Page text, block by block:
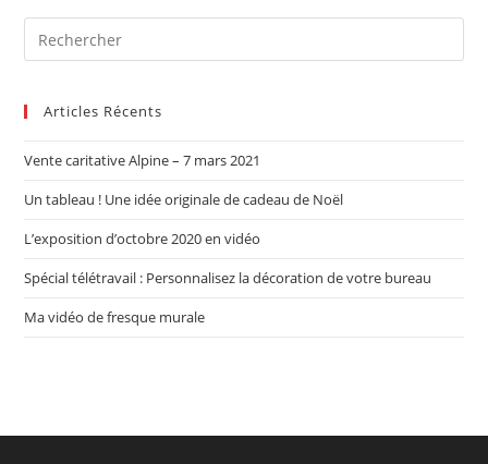
Articles Récents
Vente caritative Alpine – 7 mars 2021
Un tableau ! Une idée originale de cadeau de Noël
L’exposition d’octobre 2020 en vidéo
Spécial télétravail : Personnalisez la décoration de votre bureau
Ma vidéo de fresque murale